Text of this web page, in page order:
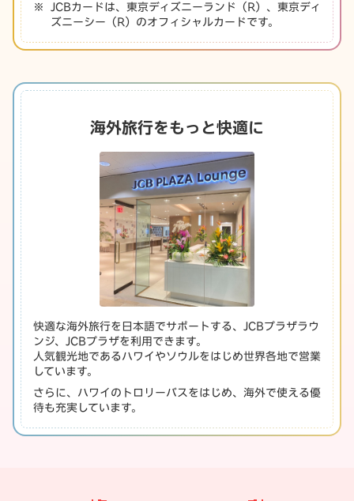
JCBカードは、東京ディズニーランド（R）、東京ディ
ズニーシー（R）のオフィシャルカードです。
海外旅行をもっと快適に
快適な海外旅行を日本語でサポートする、JCBプラザラウ
ンジ、JCBプラザを利用できます。
人気観光地であるハワイやソウルをはじめ世界各地で営業
しています。
さらに、ハワイのトロリーバスをはじめ、海外で使える優
待も充実しています。